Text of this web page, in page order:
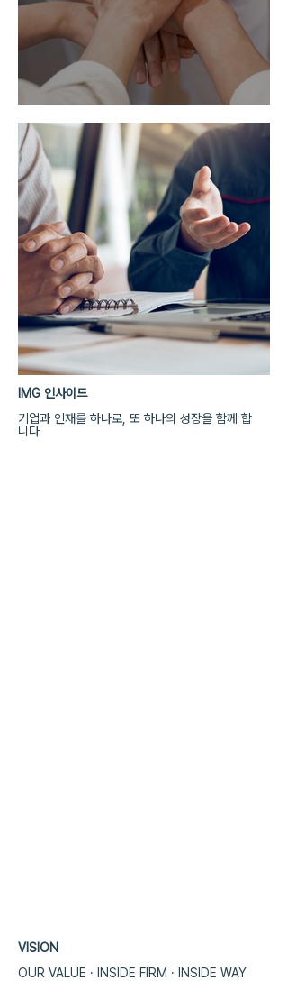
IMG 인사이드
기업과 인재를 하나로, 또 하나의 성장을 함께 합
니다
VISION
OUR VALUE · INSIDE FIRM · INSIDE WA​Y